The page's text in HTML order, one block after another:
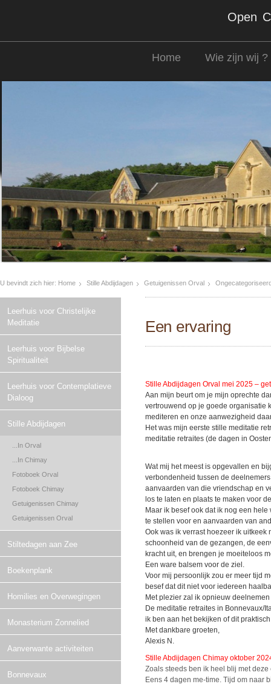
Open
Home Wie zijn wij ?
U bevindt zich hier: Home Stille Abdijdagen Getuigenissen Orval
Leerhuis voor Christelijke
Meditatie
Leerhuis voor Bijbelse
Spiritualiteit
Leerhuis voor Contemplatieve
Dialoog
Stille Abdijdagen
...In Orval
...In Chimay
Fotoboek Orval
Fotoboek Chimay
Getuigenissen Chimay
Getuigenissen Orval
Stiltedagen aan Zee
Boekenplank
Homilies en Overwegingen
Monasterium Zonnelied
Aanverwante activiteiten
Bonnevaux
Een ervaring
Stille Abdijdagen Orval mei 2025 –
Aan mijn beurt om je mijn oprechte
vertrouwend op je goede organisatie
mediteren en onze aanwezigheid
Het was mijn eerste stille meditatie
meditatie retraites (de dagen in
Wat mij het meest is opgevallen en
verbondenheid tussen de
aanvaarden van die vriendschap en
los te laten en plaats te maken voor
Maar ik besef ook dat ik nog een
te stellen voor en aanvaarden van
Ook was ik verrast hoezeer ik
schoonheid van de gezangen, de
kracht uit, en brengen je moeiteloos
Een ware balsem voor de ziel.
Voor mij persoonlijk zou er meer tijd
besef dat dit niet voor iedereen
Met plezier zal ik opnieuw
De meditatie retraites in Bonnevaux/
ik ben aan het bekijken of dit
Met dankbare groeten,
Alexis N.
Stille Abdijdagen Chimay oktober
Zoals steeds ben ik heel blij met deze
Eens 4 dagen me-time. Tijd om naar